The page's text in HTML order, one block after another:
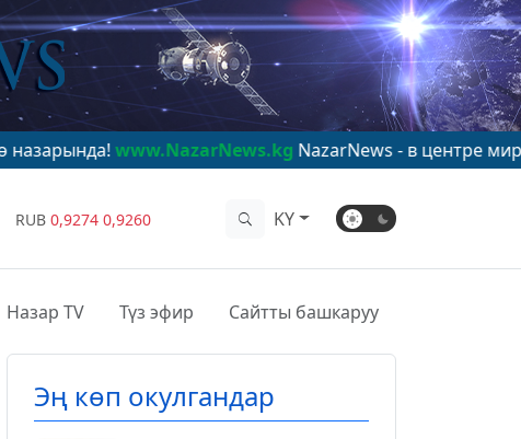
www.NazarNews.kgNazarNews - в центре мирового
RUB 0,9274 0,9260 KY
Назар TV Түз эфир Сайтты башкаруу
Эң көп окулгандар